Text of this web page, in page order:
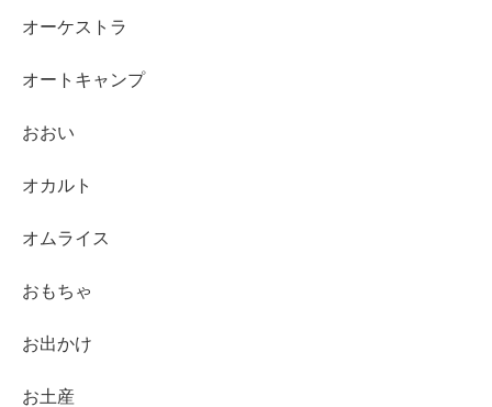
オーケストラ
オートキャンプ
おおい
オカルト
オムライス
おもちゃ
お出かけ
お土産